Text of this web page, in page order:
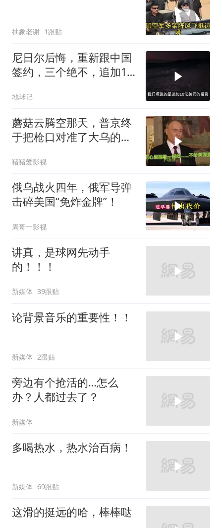
抽象老谢 1跟贴
尼日尔后悔，重新跟中国
签约，三个绝不，追加10
地球记
蘑菇云腾空那天，普京终
于把枪口对准了大乌的军
猪猪爱影视
俄乌战火四年，俄军导弹
击碎美国“免炸金牌”！
周哥一影视
讲真，是球网先动手
的！！！
新媒体 39跟贴
论背景音乐的重要性！！
新媒体 2跟贴
旁边有个抢活的…怎么
办？人都过去了？
新媒体
多喝热水，热水治百病！
新媒体 69跟贴
这滑的挺远的哈，棒棒哒